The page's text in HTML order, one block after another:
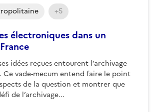
électroniques dans un
idées reçues entourent l’archivage
vade-mecum entend faire le point
de la question et montrer que
de l’archivage...
+5